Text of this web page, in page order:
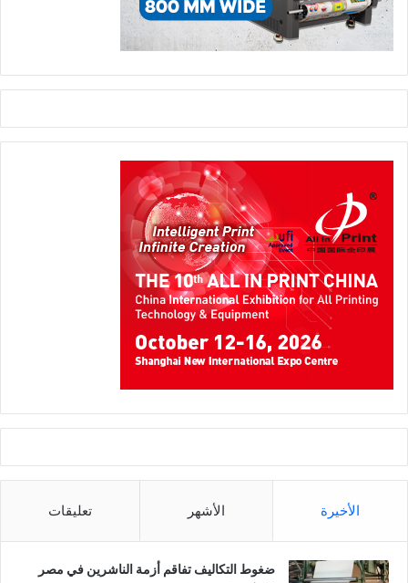
الأخيرة الأشهر تعليقات
ضغوط التكاليف تفاقم أزمة الناشرين في مصر